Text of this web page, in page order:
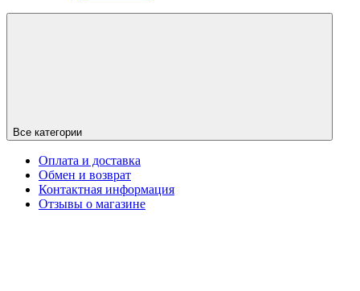
Все категории
Оплата и доставка
Обмен и возврат
Контактная информация
Отзывы о магазине